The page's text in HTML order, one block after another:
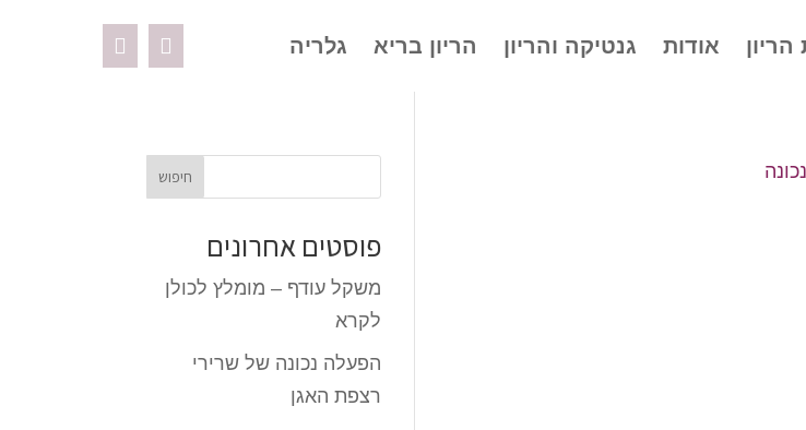
אודות גנטיקה והריון הריון בריא גלריה
פוסטים אחרונים
משקל עודף – מומלץ לכולן
לקרא
הפעלה נכונה של שרירי
רצפת האגן